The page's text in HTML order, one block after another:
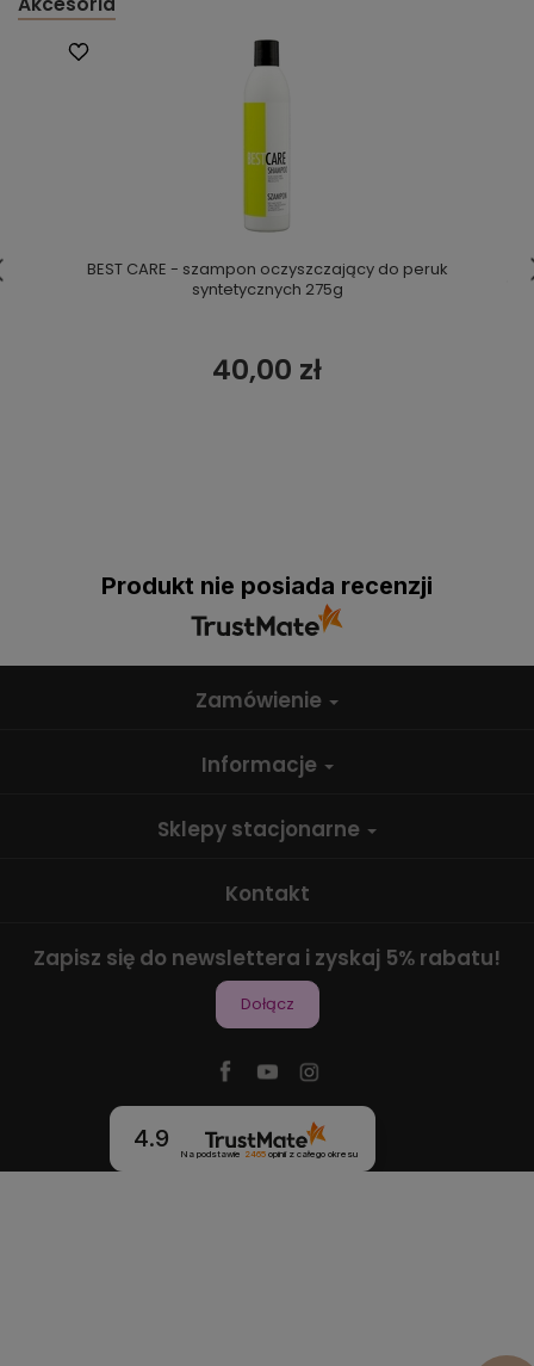
BEST CARE - szampon oczyszczający do peruk
syntetycznych 275g
40,00 zł
Produkt nie posiada recenzji
Zamówienie
Informacje
Sklepy stacjonarne
Kontakt
Zapisz się do newslettera i zyskaj 5% rabatu!
Dołącz
4.9
Na podstawie 2465opinii z całego okresu